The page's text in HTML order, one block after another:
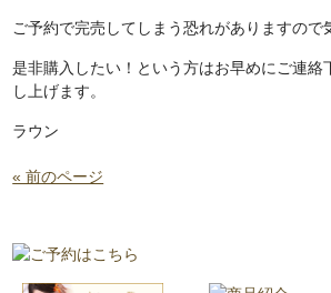
ご予約で完売してしまう恐れがありますので
是非購入したい！という方はお早めにご連絡
し上げます。
ラウン
« 前のページ